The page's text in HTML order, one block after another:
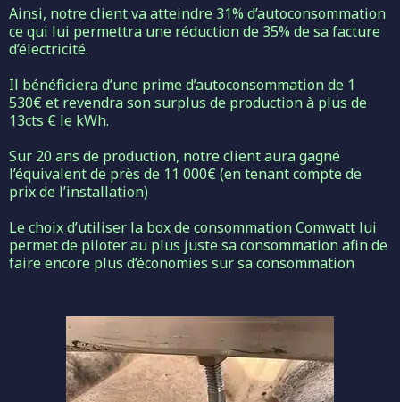
Ainsi, notre client va atteindre 31% d’autoconsommation
ce qui lui permettra une réduction de 35% de sa facture
d’électricité.
Il bénéficiera d’une prime d’autoconsommation de 1
530€ et revendra son surplus de production à plus de
13cts € le kWh.
Sur 20 ans de production, notre client aura gagné
l’équivalent de près de 11 000€ (en tenant compte de
prix de l’installation)
Le choix d’utiliser la box de consommation Comwatt lui
permet de piloter au plus juste sa consommation afin de
faire encore plus d’économies sur sa consommation